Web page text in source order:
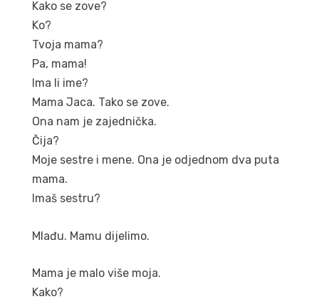
Kako se zove?
Ko?
Tvoja mama?
Pa, mama!
Ima li ime?
Mama Jaca. Tako se zove.
Ona nam je zajednička.
Čija?
Moje sestre i mene. Ona je odjednom dva puta
mama.
Imaš sestru?
Mlađu. Mamu dijelimo.
Mama je malo više moja.
Kako?